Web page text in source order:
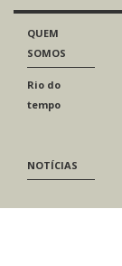
QUEM
SOMOS
Rio do
tempo
NOTÍCIAS